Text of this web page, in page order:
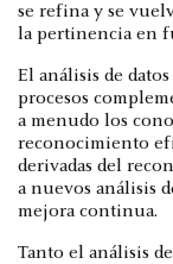
se refina y se
la pertinencia en
El análisis de
procesos
a menudo los
reconocimiento
derivadas del
a nuevos análisis
mejora continua.
Tanto el análisis